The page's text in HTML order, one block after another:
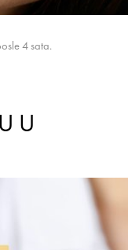
4 sata.
U